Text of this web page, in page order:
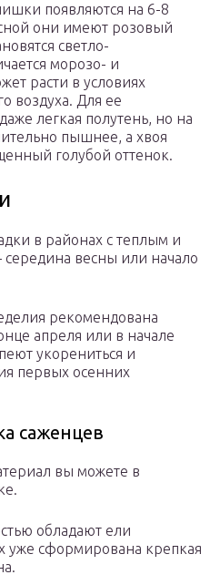
появляются на 6-8
они имеют розовый
светло-
морозо- и
расти в условиях
воздуха. Для ее
легкая полутень, но на
пышнее, а хвоя
голубой оттенок.
в районах с теплым и
весны или начало
рекомендована
апреля или в начале
укорениться и
первых осенних
саженцев
вы можете в
обладают ели
уже сформирована крепкая